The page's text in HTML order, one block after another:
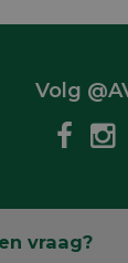
Volg
vraag?